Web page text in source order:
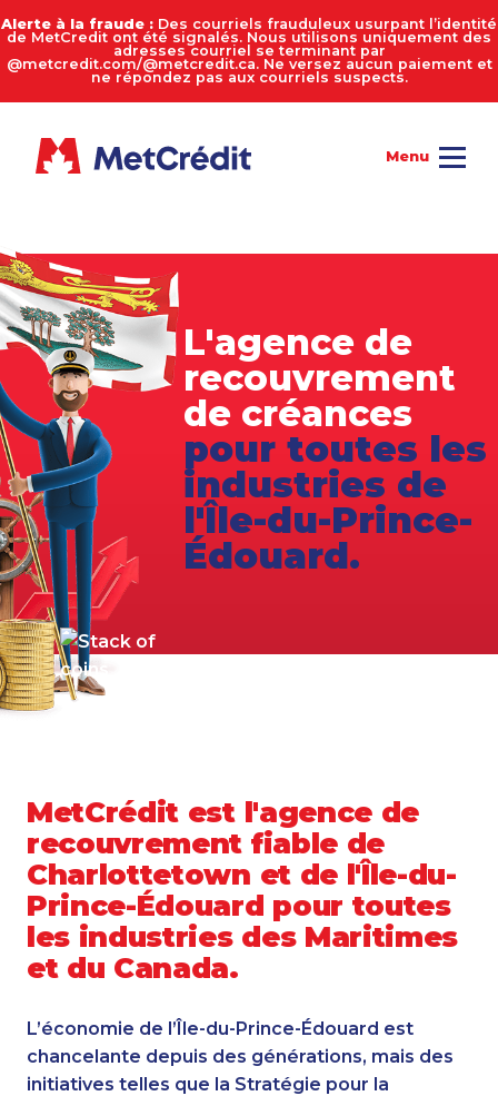
Alerte à la fraude : Des courriels frauduleux usurpant l’identité
de MetCredit ont été signalés. Nous utilisons uniquement des
adresses courriel se terminant par
@metcredit.com/@metcredit.ca. Ne versez aucun paiement et
ne répondez pas aux courriels suspects.
L'agence de
recouvrement
de créances
pour toutes les
industries de
l'Île-du-Prince-
Édouard.
MetCrédit est l'agence de
recouvrement fiable de
Charlottetown et de l'Île-du-
Prince-Édouard pour toutes
les industries des Maritimes
et du Canada.
L’économie de l’Île-du-Prince-Édouard est
chancelante depuis des générations, mais des
initiatives telles que la Stratégie pour la